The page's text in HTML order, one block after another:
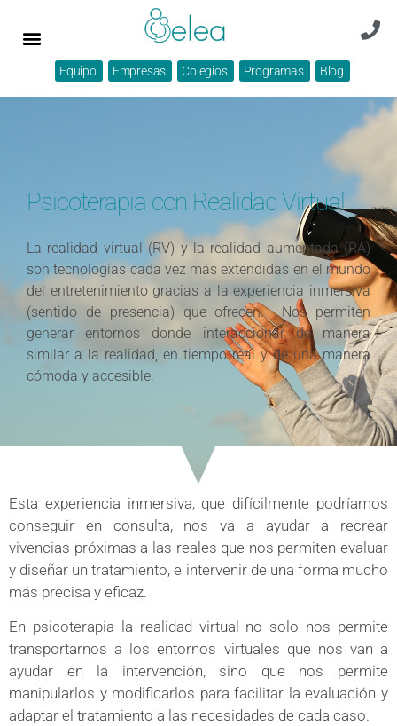
Equipo Empresas Colegios Programas Blog
Psicoterapia con Realidad Virtual
La realidad virtual (RV) y la realidad aumentada (RA)
son tecnologías cada vez más extendidas en el mundo
del entretenimiento gracias a la experiencia inmersiva
(sentido de presencia) que ofrecen.
Nos permiten
generar entornos donde interaccionar de manera
similar a la realidad, en tiempo real y de una manera
cómoda y accesible.
Esta experiencia inmersiva, que difícilmente podríamos
conseguir en consulta, nos va a ayudar a recrear
vivencias próximas a las reales que nos permiten evaluar
y diseñar un tratamiento, e intervenir de una forma mucho
más precisa y eficaz.
En psicoterapia la realidad virtual no solo nos permite
transportarnos a los entornos virtuales que nos van a
ayudar en la intervención, sino que nos permite
manipularlos y modificarlos para facilitar la evaluación y
adaptar el tratamiento a las necesidades de cada caso.